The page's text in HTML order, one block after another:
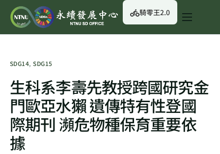
關於我們
永續資訊
校園綠生活
English
騎零王2.0
SDG14,SDG15
生科系李壽先教授跨國研究金
門歐亞水獺 遺傳特有性登國
際期刊 瀕危物種保育重要依
據